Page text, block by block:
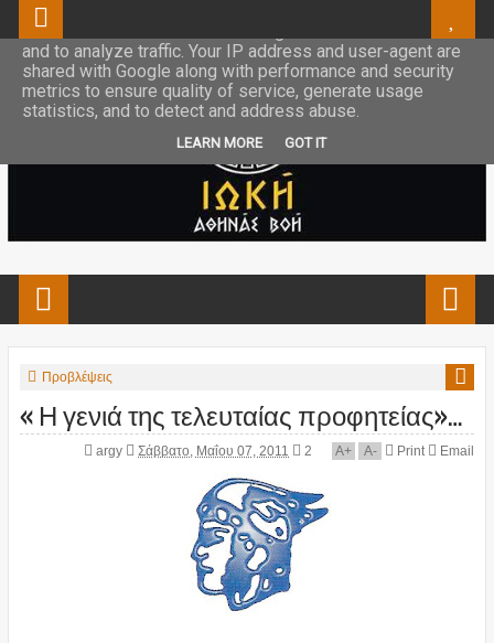
Προβλέψεις
« Η γενιά της τελευταίας προφητείας»…
argy Σάββατο, Μαΐου 07, 2011 2 A+ A- Print Email
This site uses cookies from Google to deliver its services
and to analyze traffic. Your IP address and user-agent are
shared with Google along with performance and security
metrics to ensure quality of service, generate usage
statistics, and to detect and address abuse.
LEARN MORE GOT IT